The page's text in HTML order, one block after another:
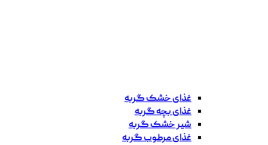
غذای خشک گربه
غذای بچه گربه
شیر خشک گربه
غذای مرطوب گربه